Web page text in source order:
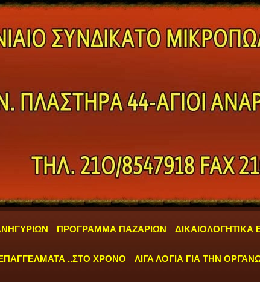
ΠΡΟΓΡΑΜΜΑ ΠΑΖΑΡΙΩΝ ΔΙΚΑΙΟΛΟΓΗΤΙΚΑ
..ΣΤΟ ΧΡΟΝΟ ΛΙΓΑ ΛΟΓΙΑ ΓΙΑ ΤΗΝ